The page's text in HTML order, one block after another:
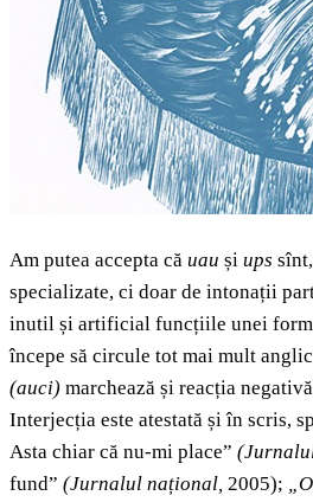
Am putea accepta că uau și ups
specializate, ci doar de intonații
inutil și artificial funcțiile unei
începe să circule tot mai mult
(auci) marchează și reacția
Interjecția este atestată și în scris,
Asta chiar că nu-mi place”
fund” (Jurnalul național, 2005);